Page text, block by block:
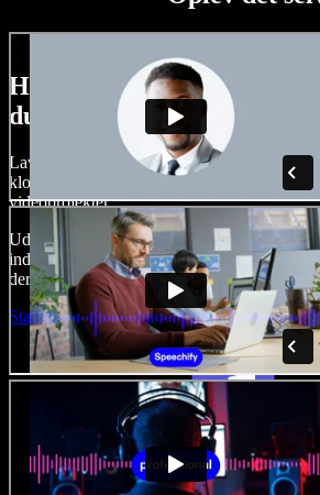
Her er bare en lille
du kan lave med Speechify
Lav voice-overs, tilføj royaltyfrie
klon din stemme og skab komplette,
videoprojekter.
Uden indlæringskurve og med alt
indholdsskabere slippe for traditionelle
deres kreative idéer ud i livet.
Start Studio